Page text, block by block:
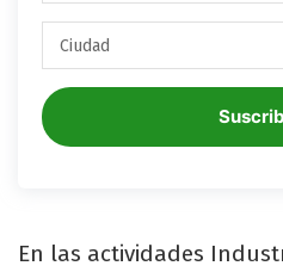
En las actividades